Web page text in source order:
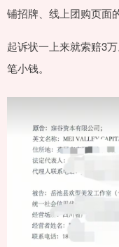
铺招牌、线上团购页面
起诉状一上来就索赔3
笔小钱。